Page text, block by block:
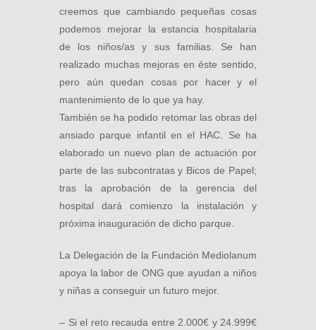
creemos que cambiando pequeñas cosas
podemos mejorar la estancia hospitalaria
de los niños/as y sus familias. Se han
realizado muchas mejoras en éste sentido,
pero aún quedan cosas por hacer y el
mantenimiento de lo que ya hay.
También se ha podido retomar las obras del
ansiado parque infantil en el HAC. Se ha
elaborado un nuevo plan de actuación por
parte de las subcontratas y Bicos de Papel;
tras la aprobación de la gerencia del
hospital dará comienzo la instalación y
próxima inauguración de dicho parque.
La Delegación de la Fundación Mediolanum
apoya la labor de ONG que ayudan a niños
y niñas a conseguir un futuro mejor.
– Si el reto recauda entre 2.000€ y 24.999€